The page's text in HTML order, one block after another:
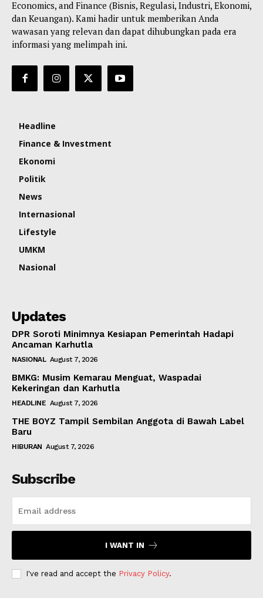
Economics, and Finance (Bisnis, Regulasi, Industri, Ekonomi,
dan Keuangan). Kami hadir untuk memberikan Anda
wawasan yang relevan dan dapat dihubungkan pada era
informasi yang melimpah ini.
Headline
Finance & Investment
Ekonomi
Politik
News
Internasional
Lifestyle
UMKM
Nasional
Updates
DPR Soroti Minimnya Kesiapan Pemerintah Hadapi
Ancaman Karhutla
NASIONAL August 7, 2026
BMKG: Musim Kemarau Menguat, Waspadai
Kekeringan dan Karhutla
HEADLINE August 7, 2026
THE BOYZ Tampil Sembilan Anggota di Bawah Label
Baru
HIBURAN August 7, 2026
Subscribe
I WANT IN
I've read and accept the Privacy Policy.